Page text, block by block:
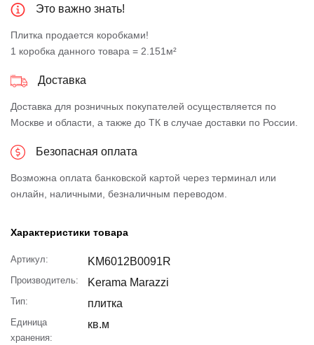
Это важно знать!
Плитка продается коробками!
1 коробка данного товара = 2.151м²
Доставка
Доставка для розничных покупателей осуществляется по
Москве и области, а также до ТК в случае доставки по России.
Безопасная оплата
Возможна оплата банковской картой через терминал или
онлайн, наличными, безналичным переводом.
Характеристики товара
Артикул: KM6012B0091R
Производитель: Kerama Marazzi
Тип: плитка
Единица
хранения:
кв.м